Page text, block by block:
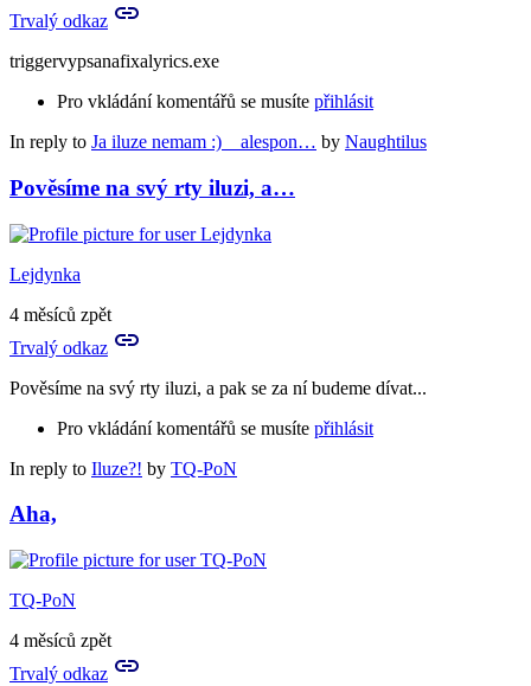
Trvalý odkaz
triggervypsanafixalyrics.exe
Pro vkládání komentářů se musíte přihlásit
In reply to Ja iluze nemam :) alespon… by Naughtilus
Pověsíme na svý rty iluzi, a…
Lejdynka
4 měsíců zpět
Trvalý odkaz
Pověsíme na svý rty iluzi, a pak se za ní budeme dívat...
Pro vkládání komentářů se musíte přihlásit
In reply to Iluze?! by TQ-PoN
Aha,
TQ-PoN
4 měsíců zpět
Trvalý odkaz